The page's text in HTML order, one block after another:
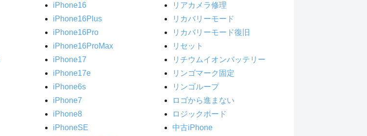
iPhone16
iPhone16Plus
iPhone16Pro
iPhone16ProMax
iPhone17
iPhone17e
iPhone6s
iPhone7
iPhone8
iPhoneSE
リアカメラ修理
リカバリーモード
リカバリーモード復旧
リセット
リチウムイオンバッテリー
リンゴマーク固定
リンゴループ
ロゴから進まない
ロジックボード
中古iPhone